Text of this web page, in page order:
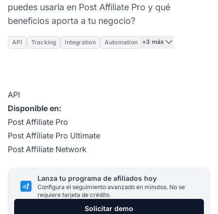
puedes usarla en Post Affiliate Pro y qué
beneficios aporta a tu negocio?
API Tracking Integration Automation +3 más
API
Disponible en:
Post Affiliate Pro
Post Affiliate Pro Ultimate
Post Affiliate Network
Lanza tu programa de afiliados hoy
Configura el seguimiento avanzado en minutos. No se
requiere tarjeta de crédito.
Solicitar demo